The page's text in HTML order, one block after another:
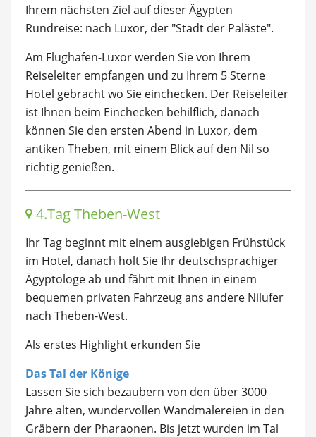
Ihrem nächsten Ziel auf dieser Ägypten
Rundreise: nach Luxor, der "Stadt der Paläste".
Am Flughafen-Luxor werden Sie von Ihrem
Reiseleiter empfangen und zu Ihrem 5 Sterne
Hotel gebracht wo Sie einchecken. Der Reiseleiter
ist Ihnen beim Einchecken behilflich, danach
können Sie den ersten Abend in Luxor, dem
antiken Theben, mit einem Blick auf den Nil so
richtig genießen.
4.Tag Theben-West
Ihr Tag beginnt mit einem ausgiebigen Frühstück
im Hotel, danach holt Sie Ihr deutschsprachiger
Ägyptologe ab und fährt mit Ihnen in einem
bequemen privaten Fahrzeug ans andere Nilufer
nach Theben-West.
Als erstes Highlight erkunden Sie
Das Tal der Könige
Lassen Sie sich bezaubern von den über 3000
Jahre alten, wundervollen Wandmalereien in den
Gräbern der Pharaonen. Bis jetzt wurden im Tal